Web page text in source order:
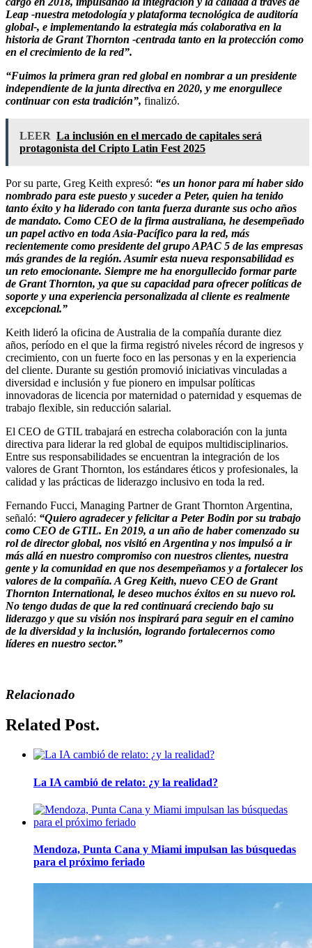
Leap -nuestra metodología y plataforma tecnológica de auditoría
global-, e implementando la estrategia más colaborativa en la
historia de Grant Thornton -centrada tanto en la protección como
en el crecimiento de la red”.
“Fuimos la primera gran red global en nombrar a un presidente
independiente de la junta directiva en 2020, y me enorgullece
continuar con esta tradición”, finalizó.
LEER La inclusión en el mercado de capitales será
protagonista del Cripto Latin Fest 2025
Por su parte, Greg Keith expresó: “es un honor para mí haber sido
nombrado para este puesto y suceder a Peter, quien ha tenido
tanto éxito y ha liderado con tanta fuerza durante sus ocho años
de mandato. Como CEO de la firma australiana, he desempeñado
un papel activo en toda Asia-Pacífico para la red, más
recientemente como presidente del grupo APAC 5 de las empresas
más grandes de la región. Asumir esta nueva responsabilidad es
un reto emocionante. Siempre me ha enorgullecido formar parte
de Grant Thornton, ya que su capacidad para ofrecer políticas de
soporte y una experiencia personalizada al cliente es realmente
excepcional.”
Keith lideró la oficina de Australia de la compañía durante diez
años, período en el que la firma registró niveles récord de ingresos y
crecimiento, con un fuerte foco en las personas y en la experiencia
del cliente. Durante su gestión promovió iniciativas vinculadas a
diversidad e inclusión y fue pionero en impulsar políticas
innovadoras de licencia por maternidad o paternidad y esquemas de
trabajo flexible, sin reducción salarial.
El CEO de GTIL trabajará en estrecha colaboración con la junta
directiva para liderar la red global de equipos multidisciplinarios.
Entre sus responsabilidades se encuentran la integración de los
valores de Grant Thornton, los estándares éticos y profesionales, la
calidad y las prácticas de liderazgo inclusivo en toda la red.
Fernando Fucci, Managing Partner de Grant Thornton Argentina,
señaló: “Quiero agradecer y felicitar a Peter Bodin por su trabajo
como CEO de GTIL. En 2019, a un año de haber comenzado su
rol de director global, nos visitó en Argentina y nos impulsó a ir
más allá en nuestro compromiso con nuestros clientes, nuestra
gente y la comunidad en que nos desempeñamos y a fortalecer los
valores de la compañía. A Greg Keith, nuevo CEO de Grant
Thornton International, le deseo muchos éxitos en su nuevo rol.
No tengo dudas de que la red continuará creciendo bajo su
liderazgo y que su visión nos inspirará para seguir en el camino
de la diversidad y la inclusión, logrando fortalecernos como
líderes en nuestro sector.”
Relacionado
Related Post.
La IA cambió de relato: ¿y la realidad?
Mendoza, Punta Cana y Miami impulsan las búsquedas
para el próximo feriado